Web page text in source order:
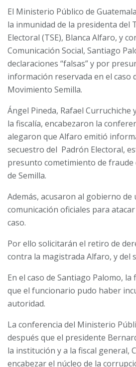
El Ministerio Público de
la inmunidad de la presidenta del
Electoral (TSE), Blanca Alfaro, y
Comunicación Social, Santiago
declaraciones “falsas” y por
información reservada en el caso
Movimiento Semilla.
Ángel Pineda, Rafael Curruchiche
la fiscalía, encabezaron la
alegaron que Alfaro emitió
secuestro del Padrón Electoral,
presunto cometimiento de fraude
de Semilla.
Además, acusaron al gobierno de
comunicación oficiales para
caso.
Por ello solicitarán el retiro de
contra la magistrada Alfaro, y del
En el caso de Santiago Palomo,
que el funcionario pudo haber
autoridad.
La conferencia del Ministerio
después que el presidente
la institución y a la fiscal general,
encabezar el núcleo de la